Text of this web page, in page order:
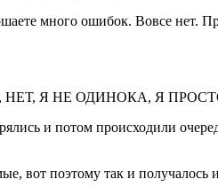
много ошибок. Вовсе нет.
НЕТ, Я НЕ ОДИНОКА, Я
и потом происходили
поэтому так и получалось